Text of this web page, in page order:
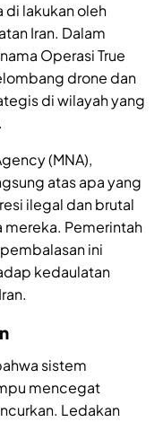
di lakukan oleh
Iran. Dalam
Operasi True
drone dan
di wilayah yang
(MNA),
atas apa yang
ilegal dan brutal
mereka. Pemerintah
ini
kedaulatan
sistem
mencegat
Ledakan